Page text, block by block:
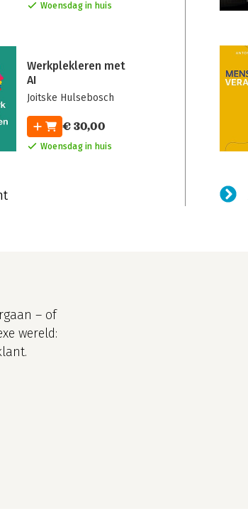
Woensdag in huis
Werkplekleren met
AI
Joitske Hulsebosch
€ 30,00
Woensdag in huis
– of
wereld: